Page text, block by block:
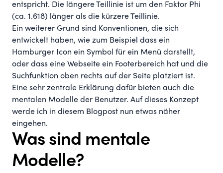
entspricht. Die längere Teillinie ist um den Faktor Phi
(ca. 1.618) länger als die kürzere Teillinie.
Ein weiterer Grund sind Konventionen, die sich
entwickelt haben, wie zum Beispiel dass ein
Hamburger Icon ein Symbol für ein Menü darstellt,
oder dass eine Webseite ein Footerbereich hat und die
Suchfunktion oben rechts auf der Seite platziert ist.
Eine sehr zentrale Erklärung dafür bieten auch die
mentalen Modelle der Benutzer. Auf dieses Konzept
werde ich in diesem Blogpost nun etwas näher
eingehen.
Was sind mentale
Modelle?